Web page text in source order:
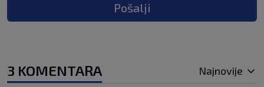
Pošalji
3 KOMENTARA Najnovije